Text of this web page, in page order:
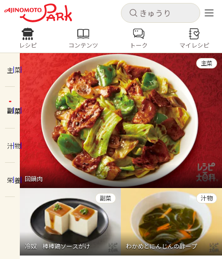
キャンセル
ログインするとレシピを保存できます
ログイン 新規登録
ホーム
コンテンツ
レシピ
トーク
よくあるお問い合わせ
お買い物
キャンセル
レシピ コンテンツ
人気の食材・レシピ
きゅうり なす トマト
とうもろこし
ピーマン
みょうが ゴーヤ
レシピ コンテンツ トーク マイレシピ
主菜
副菜
汁物
栄養 回鍋肉
主菜
冷奴 棒棒鶏ソースがけ
副菜
わかめとにんじんの酢ープ
汁物